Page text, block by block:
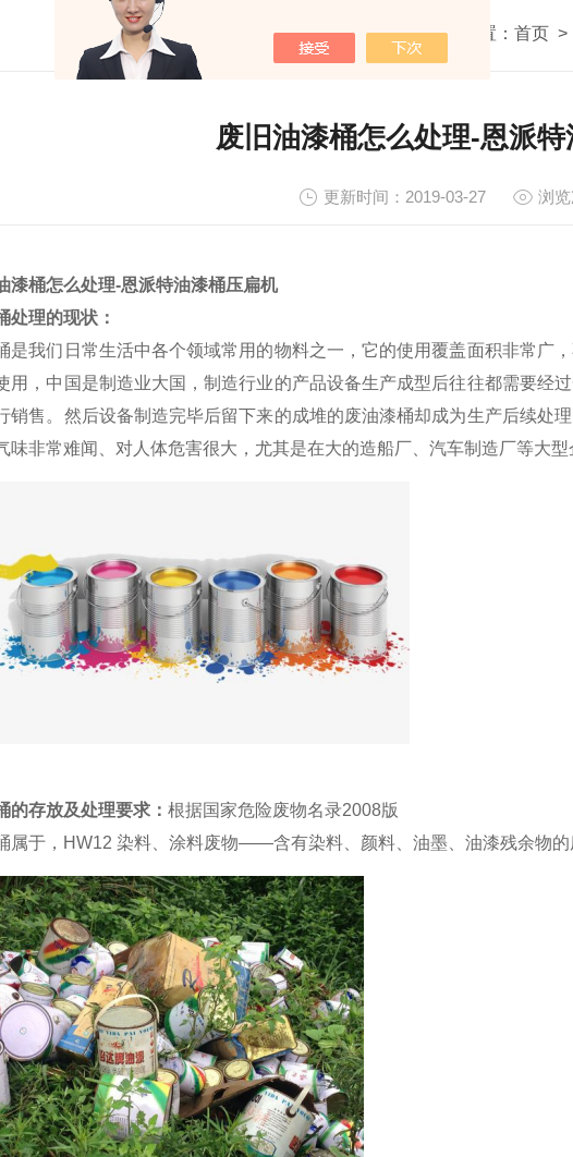
我的位置： 首页 >
废旧油漆桶怎么处理-恩派
更新时间：2019-03-27 浏
漆桶怎么处理-恩派特油漆桶压扁机
处理的现状：
是我们日常生活中各个领域常用的物料之一，它的使用覆盖面积非常广
用，中国是制造业大国，制造行业的产品设备生产成型后往往都需要经
销售。然后设备制造完毕后留下来的成堆的废油漆桶却成为生产后续处
味非常难闻、对人体危害很大，尤其是在大的造船厂、汽车制造厂等大型
的存放及处理要求： 根据国家危险废物名录2008版
属于，HW12 染料、涂料废物——含有染料、颜料、油墨、油漆残余物的